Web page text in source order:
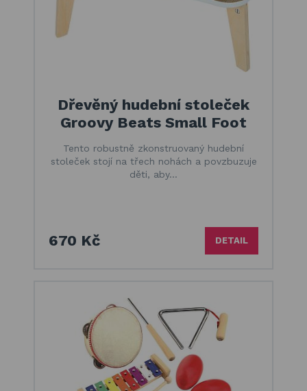
Dřevěný hudební stoleček
Groovy Beats Small Foot
Tento robustně zkonstruovaný hudební
stoleček stojí na třech nohách a povzbuzuje
děti, aby…
670 Kč DETAIL